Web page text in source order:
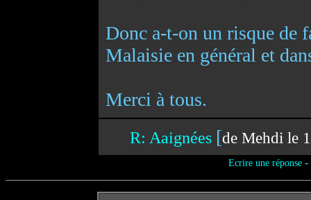
Donc a-t-on un risque de
Malaisie en général et
Merci à tous.
R: Aaignées [de Mehdi le
Ecrire une réponse-